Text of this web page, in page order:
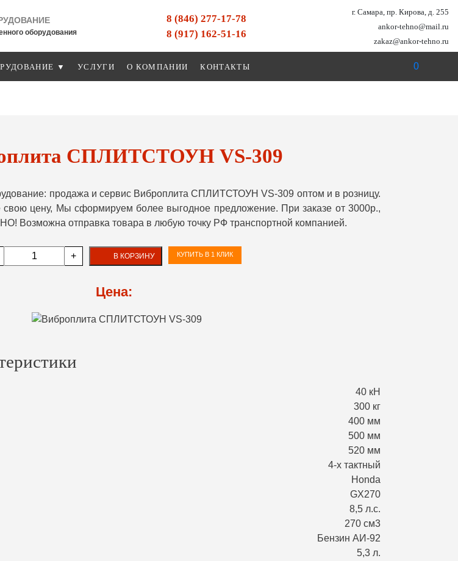
оборудования
8 (846) 277-17-78
8 (917) 162-51-16
г. Самара, пр. Кирова, д. 255
ankor-tehno@mail.ru
zakaz@ankor-tehno.ru
▼ УСЛУГИ О КОМПАНИИ КОНТАКТЫ 0
СПЛИТСТОУН VS-309
продажа и сервис Виброплита СПЛИТСТОУН VS-309 оптом и в розницу.
цену, Мы сформируем более выгодное предложение. При заказе от 3000р.,
Возможна отправка товара в любую точку РФ транспортной компанией.
+ В КОРЗИНУ КУПИТЬ В 1 КЛИК
Цена:
40 кН
300 кг
400 мм
500 мм
520 мм
4-х тактный
Honda
GX270
8,5 л.с.
270 см3
Бензин АИ-92
5,3 л.